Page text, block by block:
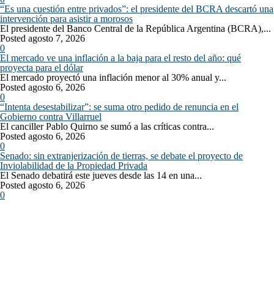
“Es una cuestión entre privados”: el presidente del BCRA descartó una
intervención para asistir a morosos
El presidente del Banco Central de la República Argentina (BCRA),...
Posted agosto 7, 2026
0
El mercado ve una inflación a la baja para el resto del año: qué
proyecta para el dólar
El mercado proyectó una inflación menor al 30% anual y...
Posted agosto 6, 2026
0
“Intenta desestabilizar”: se suma otro pedido de renuncia en el
Gobierno contra Villarruel
El canciller Pablo Quirno se sumó a las críticas contra...
Posted agosto 6, 2026
0
Senado: sin extranjerización de tierras, se debate el proyecto de
Inviolabilidad de la Propiedad Privada
El Senado debatirá este jueves desde las 14 en una...
Posted agosto 6, 2026
0